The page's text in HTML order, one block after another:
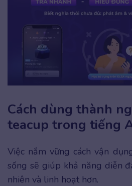
Cách dùng thành
teacup trong tiếng
Việc nắm vững cách vận
sống sẽ giúp khả năng diễn
nhiên và linh hoạt hơn.